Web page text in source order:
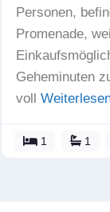
Personen,
Promenade,
Geheminuten
voll
1 1